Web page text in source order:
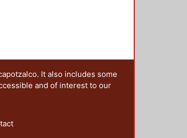
It also includes some
and of interest to our